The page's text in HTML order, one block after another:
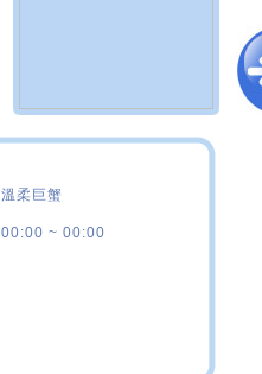
溫柔巨蟹
00:00 ~ 00:00